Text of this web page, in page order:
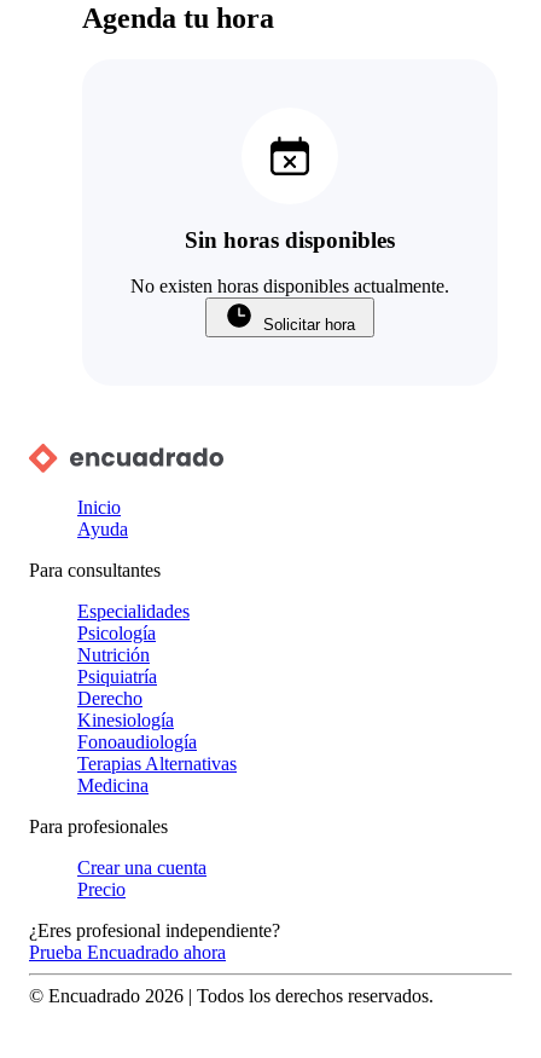
Agenda tu hora
Sin horas disponibles
No existen horas disponibles actualmente.
Solicitar hora
Inicio
Ayuda
Para consultantes
Especialidades
Psicología
Nutrición
Psiquiatría
Derecho
Kinesiología
Fonoaudiología
Terapias Alternativas
Medicina
Para profesionales
Crear una cuenta
Precio
¿Eres profesional independiente?
Prueba Encuadrado ahora
© Encuadrado 2026 | Todos los derechos reservados.